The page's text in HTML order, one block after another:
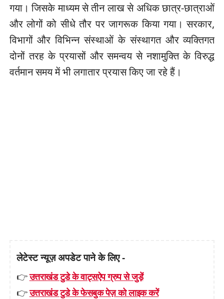
गया। जिसके माध्यम से तीन लाख से अधिक छात्र-छात्राओं
और लोगों को सीधे तौर पर जागरूक किया गया। सरकार,
विभागों और विभिन्न संस्थाओं के संस्थागत और व्यक्तिगत
दोनों तरह के प्रयासों और समन्वय से नशामुक्ति के विरुद्ध
वर्तमान समय में भी लगातार प्रयास किए जा रहे हैं।
लेटेस्ट न्यूज़ अपडेट पाने के लिए -
👉उत्तराखंड टुडे के वाट्सऐप ग्रुप से जुड़ें
👉उत्तराखंड टुडे के फेसबुक पेज़ को लाइक करें